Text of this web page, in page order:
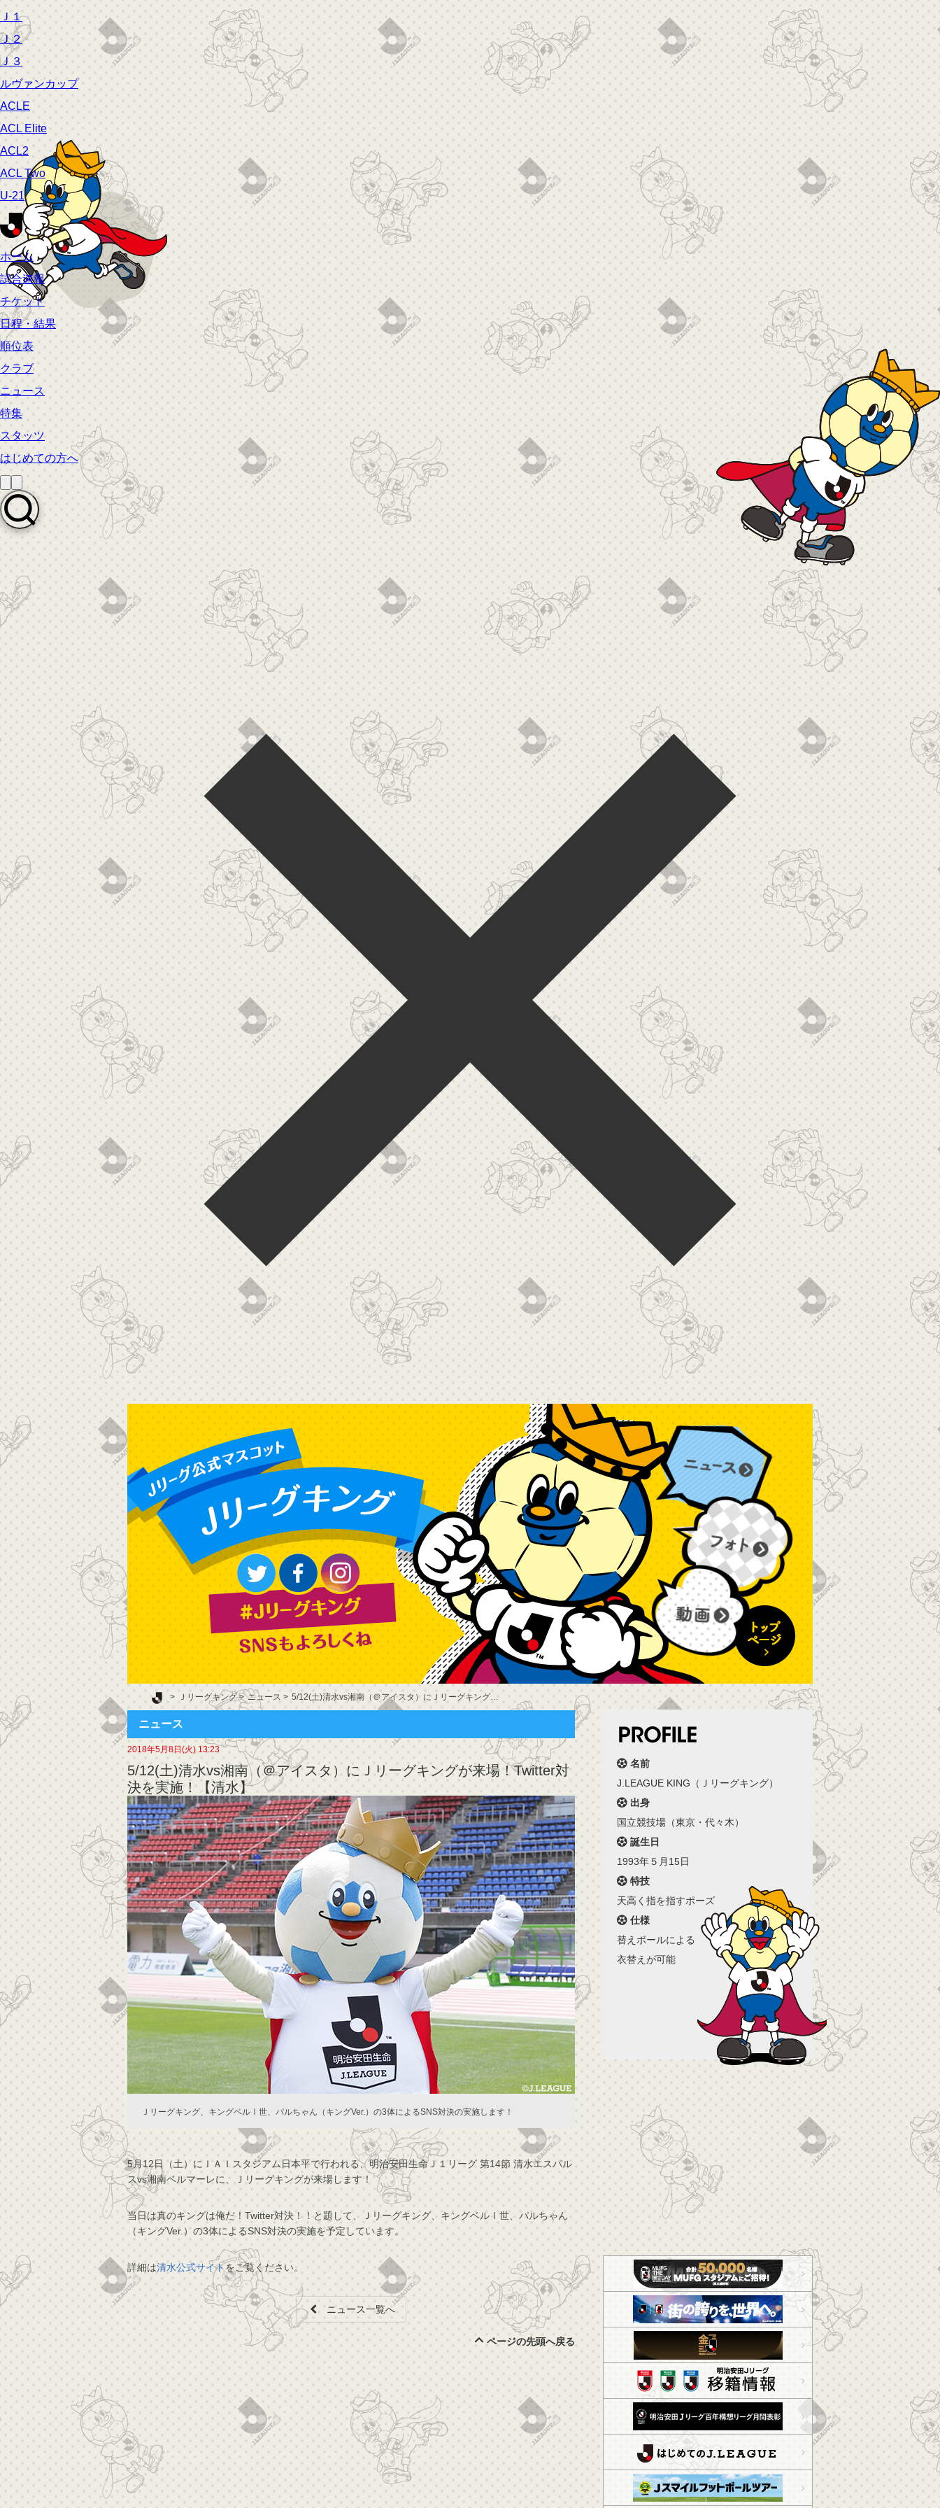
Ｊリーグ TOP
Ｊリーグキング ニュース 5/12(土)清水vs湘南（＠アイスタ）にＪリーグキングが来場！Twitter対決を実施！【清水】
ニュース
2018年5月8日(火) 13:23
5/12(土)清水vs湘南（＠アイスタ）にＪリーグキングが来場！Twitter対
決を実施！【清水】
Ｊリーグキング、キングベルⅠ世、パルちゃん（キングVer.）の3体によるSNS対決の実施します！
5月12日（土）にＩＡＩスタジアム日本平で行われる、明治安田生命Ｊ１リーグ 第14節 清水エスパル
スvs湘南ベルマーレに、Ｊリーグキングが来場します！
当日は真のキングは俺だ！Twitter対決！！と題して、Ｊリーグキング、キングベルⅠ世、パルちゃん
（キングVer.）の3体によるSNS対決の実施を予定しています。
詳細は清水公式サイトをご覧ください。
ニュース一覧へ
ページの先頭へ戻る
名前
J.LEAGUE KING（Ｊリーグキング）
出身
国立競技場（東京・代々木）
誕生日
1993年５月15日
特技
天高く指を指すポーズ
仕様
替えボールによる
衣替えが可能